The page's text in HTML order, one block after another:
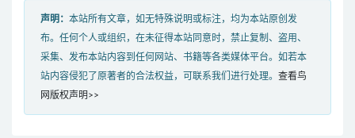
声明： 本站所有文章，如无特殊说明或标注，均为本站原创发
布。任何个人或组织，在未征得本站同意时，禁止复制、盗用、
采集、发布本站内容到任何网站、书籍等各类媒体平台。如若本
站内容侵犯了原著者的合法权益，可联系我们进行处理。 查看鸟
网版权声明>>